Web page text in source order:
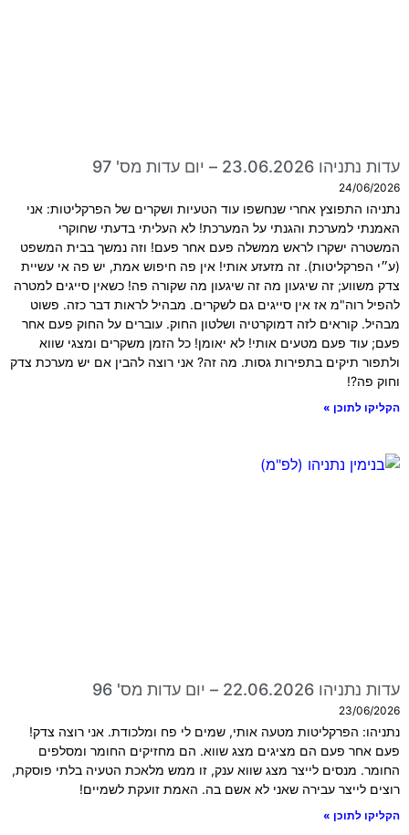
עדות נתניהו 23.06.2026 – יום עדות מס' 97
24/06/2026
נתניהו התפוצץ אחרי שנחשפו עוד הטעיות ושקרים של הפרקליטות: אני
האמנתי למערכת והגנתי על המערכת! לא העליתי בדעתי שחוקרי
המשטרה ישקרו לראש ממשלה פעם אחר פעם! וזה נמשך בבית המשפט
(ע״י הפרקליטות). זה מזעזע אותי! אין פה חיפוש אמת, יש פה אי עשיית
צדק משווע; זה שיגעון מה זה שיגעון מה שקורה פה! כשאין סייגים למטרה
להפיל רוה"מ אז אין סייגים גם לשקרים. מבהיל לראות דבר כזה. פשוט
מבהיל. קוראים לזה דמוקרטיה ושלטון החוק. עוברים על החוק פעם אחר
פעם; עוד פעם מטעים אותי! לא יאומן! כל הזמן משקרים ומצגי שווא
ולתפור תיקים בתפירות גסות. מה זה? אני רוצה להבין אם יש מערכת צדק
וחוק פה?!
הקליקו לתוכן »
עדות נתניהו 22.06.2026 – יום עדות מס' 96
23/06/2026
נתניהו: הפרקליטות מטעה אותי, שמים לי פח ומלכודת. אני רוצה צדק!
פעם אחר פעם הם מציגים מצג שווא. הם מחזיקים החומר ומסלפים
החומר. מנסים לייצר מצג שווא ענק, זו ממש מלאכת הטעיה בלתי פוסקת,
רוצים לייצר עבירה שאני לא אשם בה. האמת זועקת לשמיים!
הקליקו לתוכן »